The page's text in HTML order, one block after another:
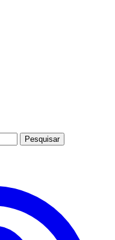
Pesquisar